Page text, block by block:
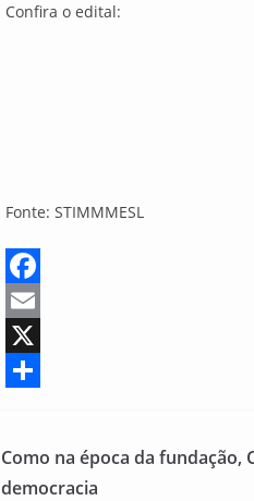
Confira o edital:
Fonte: STIMMMESL
F
a
c
o
E
m
l
X
a
Como na época da fundação,
democracia